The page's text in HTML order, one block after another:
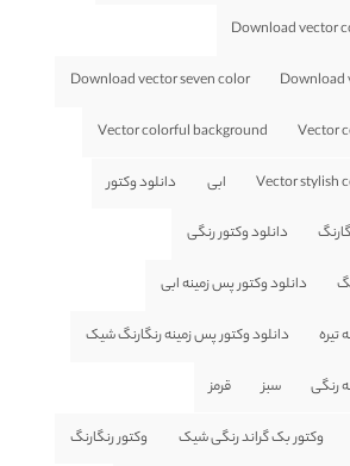
Download vector
Download
Download vector seven color
Vector
Vector colorful background
Vector stylish ابی دانلود وکتور
دانلود وکتور رنگی
دانلود وکتور پس زمینه ابی
تیره دانلود وکتور پس زمینه رنگارنگ شیک
رنگی سبز قرمز
وکتور بک گراند رنگی شیک وکتور رنگارنگ